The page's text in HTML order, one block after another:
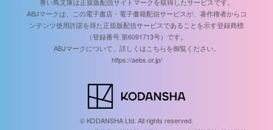
ABJマークは、この電子書店・電子書籍配信サービスが、著作権者からコ
ンテンツ使用許諾を得た正規版配信サービスであることを示す登録商標
（登録番号 第6091713号）です。
ABJマークについて、詳しくはこちらを御覧ください。
https://aebs.or.jp/
© KODANSHA Ltd. All rights reserved.